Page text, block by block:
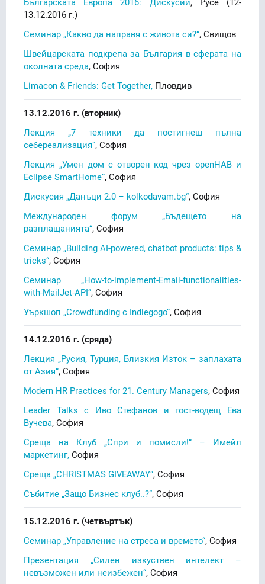
13.12.2016 г.)
Семинар „Какво да направя с живота си?“, Свищов
Швейцарската подкрепа за България в сферата на
околната среда, София
Limacon & Friends: Get Together, Пловдив
13.12.2016 г. (вторник)
Лекция „7 техники да постигнеш пълна
себереализация“, София
Лекция „Умен дом с отворен код чрез openHAB и
Eclipse SmartHome“, София
Дискусия „Данъци 2.0 – kolkodavam.bg“, София
Международен форум „Бъдещето на
разплащанията“, София
Семинар „Building AI-powered, chatbot products: tips &
tricks“, София
Семинар „How-to-implement-Email-functionalities-
with-MailJet-API”, София
Уъркшоп „Crowdfunding с Indiegogo“, София
14.12.2016 г. (сряда)
Лекция „Русия, Турция, Близкия Изток – заплахата
от Азия“, София
Modern HR Practices for 21. Century Managers, София
Leader Talks с Иво Стефанов и гост-водещ Ева
Вучева, София
Среща на Клуб „Спри и помисли!“ – Имейл
маркетинг, София
Среща „CHRISTMAS GIVEAWAY“, София
Събитие „Защо Бизнес клуб..?“, София
15.12.2016 г. (четвъртък)
Семинар „Управление на стреса и времето“, София
Презентация „Силен изкуствен интелект –
невъзможен или неизбежен“, София